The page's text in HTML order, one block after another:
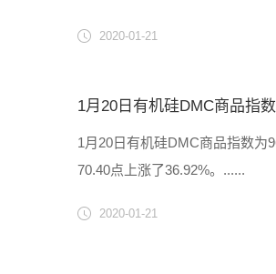
2020-01-21
1月20日有机硅DMC商品指
1月20日有机硅DMC商品指数为
70.40点上涨了36.92%。......
2020-01-21